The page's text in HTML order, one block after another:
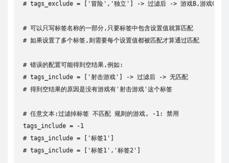
# tags_exclude = ['冒险','独立'] -> 过滤后 -> 游戏B,游戏C
# 可以只写标签名称的一部分,只要标签中包含设置值就算匹配
# 如果设置了多个标签,则需要每个设置值都被匹配才算通过匹配
# 错误的配置可能得到空结果,例如:
# tags_include = ['射击游戏'] -> 过滤后 -> 无匹配
# 得到空结果的原因是没有游戏有'射击游戏'这个标签
# 任意文本:过滤掉标签 不匹配 规则的游戏, -1: 禁用
tags_include = -1
# tags_include = ['标签1']
# tags_include = ['标签1','标签2']